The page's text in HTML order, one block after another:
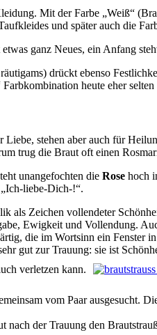
Mit der Farbe „Weiß“
und später auch die
ganz Neues, ein Anfang
drückt ebenso
heute eher
Liebe, stehen aber auch für
trug die Braut oft einen
unangefochten die Rose hoch
liebe-Dich-!“.
als Zeichen vollendeter
Ewigkeit und Vollendung.
die im Wortsinn ein Fenster
gut zur Trauung: sie ist
verletzen kann.
vom Paar ausgesucht.
nach der Trauung den